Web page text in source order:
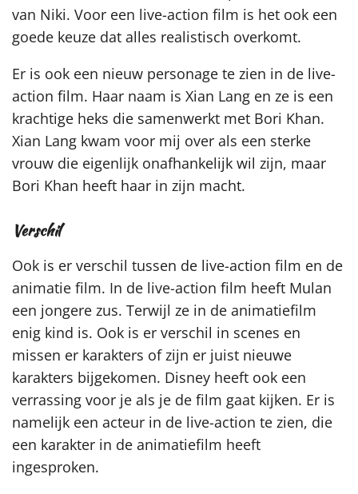
van Niki. Voor een live-action film is het ook een
goede keuze dat alles realistisch overkomt.
Er is ook een nieuw personage te zien in de live-
action film. Haar naam is Xian Lang en ze is een
krachtige heks die samenwerkt met Bori Khan.
Xian Lang kwam voor mij over als een sterke
vrouw die eigenlijk onafhankelijk wil zijn, maar
Bori Khan heeft haar in zijn macht.
Verschil
Ook is er verschil tussen de live-action film en de
animatie film. In de live-action film heeft Mulan
een jongere zus. Terwijl ze in de animatiefilm
enig kind is. Ook is er verschil in scenes en
missen er karakters of zijn er juist nieuwe
karakters bijgekomen. Disney heeft ook een
verrassing voor je als je de film gaat kijken. Er is
namelijk een acteur in de live-action te zien, die
een karakter in de animatiefilm heeft
ingesproken.